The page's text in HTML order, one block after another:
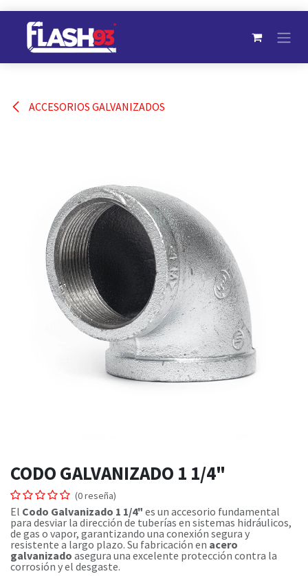
Ir al contenido
ACCESORIOS GALVANIZADOS
CODO GALVANIZADO 1 1/4"
(0 reseña)
El Codo Galvanizado 1 1/4" es un accesorio fundamental
para desviar la dirección de tuberías en sistemas hidráulicos,
de gas o vapor, garantizando una conexión segura y
resistente a largo plazo. Su fabricación en acero
galvanizado asegura una excelente protección contra la
corrosión y el desgaste.